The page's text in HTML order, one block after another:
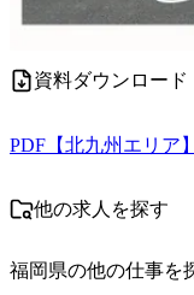
資料ダウンロード
PDF 【北九州エリア
他の求人を探す
福岡県の他の仕事を